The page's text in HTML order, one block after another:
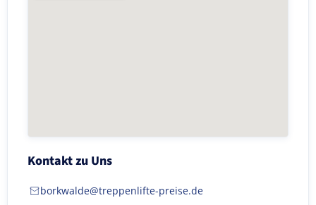
Kontakt zu Uns
borkwalde@treppenlifte-preise.de